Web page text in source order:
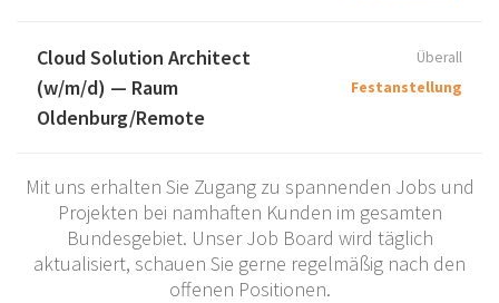
Cloud Solution Architect
(w/m/d) — Raum
Oldenburg/Remote
Überall
Festanstellung
Mit uns erhalten Sie Zugang zu spannenden Jobs und
Projekten bei namhaften Kunden im gesamten
Bundesgebiet. Unser Job Board wird täglich
aktualisiert, schauen Sie gerne regelmäßig nach den
offenen Positionen.